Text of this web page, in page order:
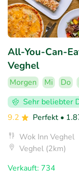
All-You-Can-
Veghel
Morgen Mi Do
Sehr beliebter
9.2
Perfekt •
Wok Inn Veghel
Veghel (2km)
Verkauft: 734